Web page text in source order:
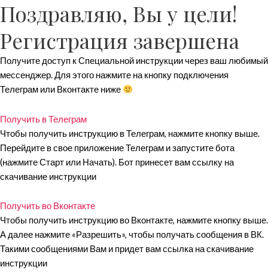
Поздравляю, Вы у цели!
Регистрация завершена
Получите доступ к Специальной инструкции через ваш любимый
мессенджер. Для этого нажмите на кнопку подключения
Телеграм или Вконтакте ниже
Получить в Телеграм
Чтобы получить инструкцию в Телеграм, нажмите кнопку выше.
Перейдите в свое приложение Телеграм и запустите бота
(нажмите Старт или Начать). Бот принесет вам ссылку на
скачивание инструкции
Получить во Вконтакте
Чтобы получить инструкцию во Вконтакте, нажмите кнопку выше.
А далее нажмите «Разрешить», чтобы получать сообщения в ВК.
Такими сообщениями Вам и придет вам ссылка на скачивание
инструкции
Прокрутка
вверх